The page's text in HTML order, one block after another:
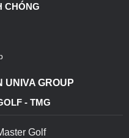
CHÓNG
UNIVA GROUP
- TMG
Golf